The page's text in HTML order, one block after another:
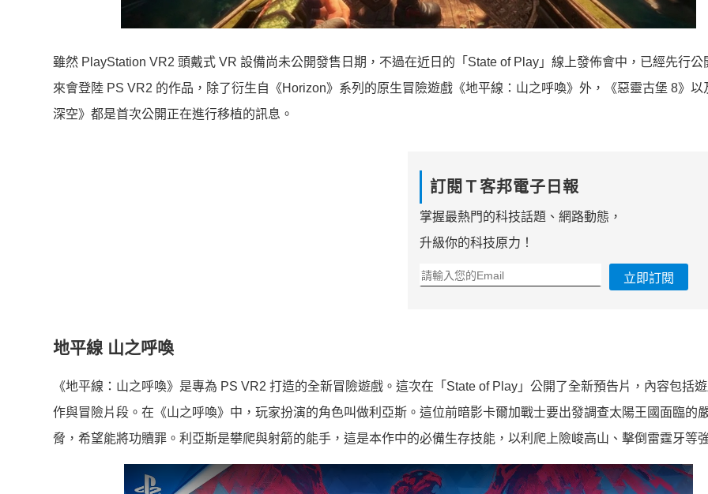
雖然 PlayStation VR2 頭戴式 VR 設備尚未公開發售日期，不過在近日的「State of Play」線上發佈會中，已經先行公
來會登陸 PS VR2 的作品，除了衍生自《Horizon》系列的原生冒險遊戲《地平線：山之呼喚》外，《惡靈古堡 8》以
深空》都是首次公開正在進行移植的訊息。
訂閱Ｔ客邦電子日報
掌握最熱門的科技話題、網路動態，
升級你的科技原力！
立即訂閱
地平線 山之呼喚
《地平線：山之呼喚》是專為 PS VR2 打造的全新冒險遊戲。這次在「State of Play」公開了全新預告片，內容包括
作與冒險片段。在《山之呼喚》中，玩家扮演的角色叫做利亞斯。這位前暗影卡爾加戰士要出發調查太陽王國面臨的
脅，希望能將功贖罪。利亞斯是攀爬與射箭的能手，這是本作中的必備生存技能，以利爬上險峻高山、擊倒雷霆牙等